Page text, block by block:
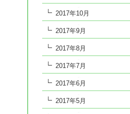
2017年10月
2017年9月
2017年8月
2017年7月
2017年6月
2017年5月